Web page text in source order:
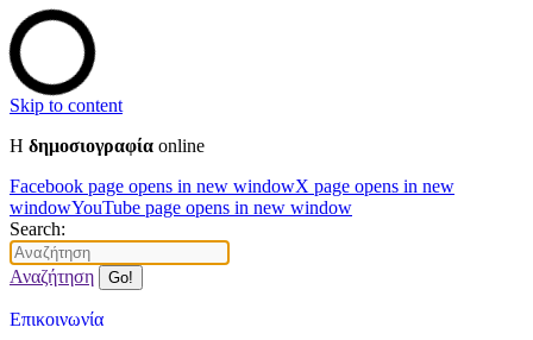
Skip to content
Η δημοσιογραφία online
Facebook page opens in new windowX page opens in new
windowYouTube page opens in new window
Search:
Αναζήτηση
Επικοινωνία